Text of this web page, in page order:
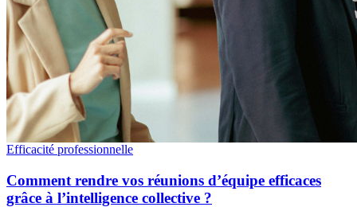
Efficacité professionnelle
Comment rendre vos réunions d’équipe efficaces
grâce à l’intelligence collective ?